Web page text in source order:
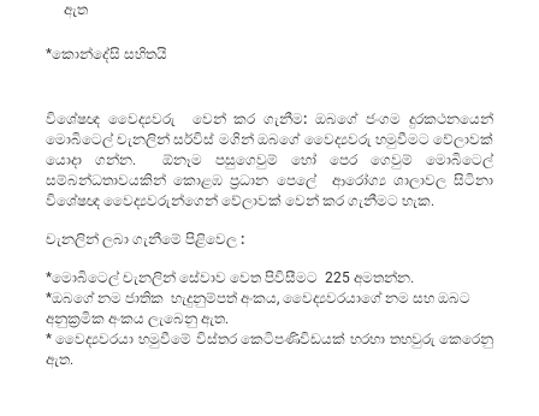
ඇත
*කොන්දේසි සහිතයි
විශේෂඥ වෛද්‍යවරු වෙන් කර ගැනීම: ඔබගේ ජංගම දුරකථනයෙන්
මොබිටෙල් චැනලින් සර්විස් මගින් ඔබගේ වෛද්‍යවරු හමුවීමට වේලාවක්
යොදා ගන්න. ඕනෑම පසුගෙවුම් හෝ පෙර ගෙවුම් මොබිටෙල්
සම්බන්ධතාවයකින් කොළඹ ප‍්‍රධාන පෙලේ ආරෝග්‍ය ශාලාවල සිටිනා
විශේෂඥ වෛද්‍යවරුන්ගෙන් වේලාවක් වෙන් කර ගැනීමට හැක.
චැනලින් ලබා ගැනීමේ පිළිවෙල :
*මොබිටෙල් චැනලින් සේවාව වෙත පිවිසීමට 225 අමතන්න.
*ඔබගේ නම ජාතික හැදුනුම්පත් අංකය, වෛද්‍යවරයාගේ නම සහ ඔබට
අනුක‍්‍රමික අංකය ලැබෙනු ඇත.
* වෛද්‍යවරයා හමුවීමේ විස්තර කෙටිපණිවිඩයක් හරහා තහවුරු කෙරෙනු
ඇත.